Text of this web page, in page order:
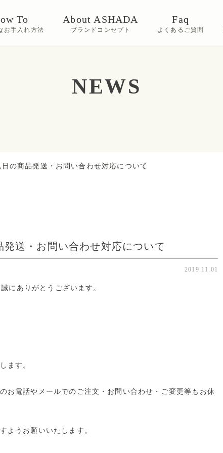
To
お手入れ方法
About ASHADA
ブランドコンセプト
Faq
よくあるご質問
NEWS
日の商品発送・お問い合わせ対応について
発送・お問い合わせ対応について
2019.11.01
にありがとうございます。
ます。
お電話やメールでのご注文・お問い合わせ・ご変更等もお休
ようお願いいたします。